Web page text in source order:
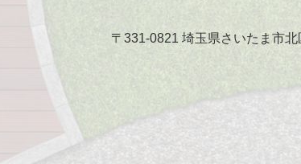
〒331-0821 埼玉県さいたま市